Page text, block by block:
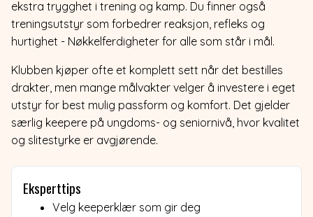
ekstra trygghet i trening og kamp. Du finner også
treningsutstyr som forbedrer reaksjon, refleks og
hurtighet - Nøkkelferdigheter for alle som står i mål.
Klubben kjøper ofte et komplett sett når det bestilles
drakter, men mange målvakter velger å investere i eget
utstyr for best mulig passform og komfort. Det gjelder
særlig keepere på ungdoms- og seniornivå, hvor kvalitet
og slitestyrke er avgjørende.
Eksperttips
Velg keeperklær som gir deg